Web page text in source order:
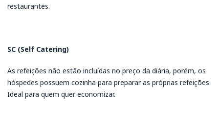
restaurantes.
SC (Self Catering)
As refeições não estão incluídas no preço da diária, porém, os
hóspedes possuem cozinha para preparar as próprias refeições.
Ideal para quem quer economizar.